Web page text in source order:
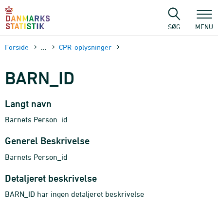
sidens
SØG MENU
Forside CPR-oplysninger
BARN_ID
Langt navn
Barnets Person_id
Generel Beskrivelse
Barnets Person_id
Detaljeret beskrivelse
BARN_ID har ingen detaljeret beskrivelse